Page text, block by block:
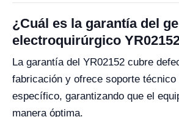
¿Cuál es la garantía del
electroquirúrgico
La garantía del YR02152 cubre
fabricación y ofrece soporte técnico
específico, garantizando que el
manera óptima.